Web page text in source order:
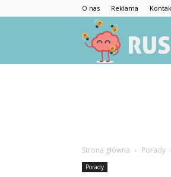
O nas Reklama
Strona główna Porady
Porady